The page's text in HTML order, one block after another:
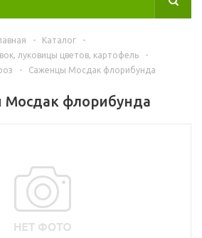
- Каталог
-
луковицы цветов, картофель
-
- Саженцы Мосдак флорибунда
флорибунда